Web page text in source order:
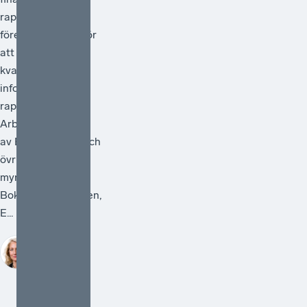
rapportering och
föreslå åtgärder för
att förstärka
kvaliteten i den
information som
rapporteras.
Arbetet ska ledas
av Bolagsverket och
övriga deltagande
myndigheter är
Bokföringsnämnden,
E...